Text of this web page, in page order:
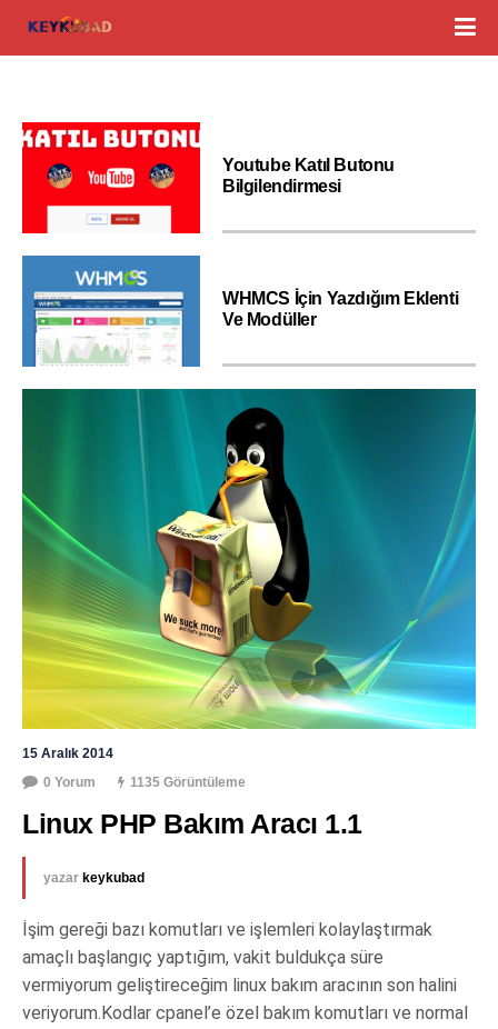
Youtube Katıl Butonu
Bilgilendirmesi
WHMCS İçin Yazdığım Eklenti
Ve Modüller
15 Aralık 2014
0 Yorum
1135 Görüntüleme
Linux PHP Bakım Aracı 1.1
yazar keykubad
İşim gereği bazı komutları ve işlemleri kolaylaştırmak
amaçlı başlangıç yaptığım, vakit buldukça süre
vermiyorum geliştireceğim linux bakım aracının son halini
veriyorum.Kodlar cpanel’e özel bakım komutları ve normal